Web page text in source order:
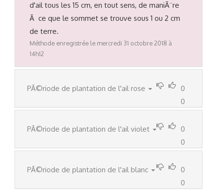
d'ail tous les 15 cm, en tout sens, de maniÃ¨re
Ã ce que le sommet se trouve sous 1 ou 2 cm
de terre.
Méthode enregistrée le mercredi 31 octobre 2018 à
14h12
PÃ©riode de plantation de l'ail rose
0
0
PÃ©riode de plantation de l'ail violet
0
0
PÃ©riode de plantation de l'ail blanc
0
0